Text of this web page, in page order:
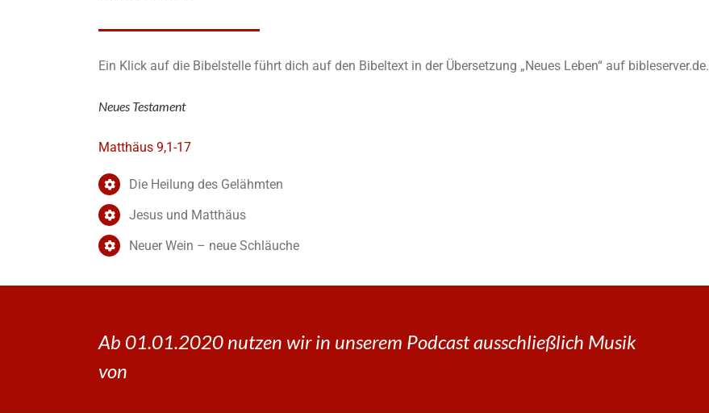
Ein Klick auf die Bibelstelle führt dich auf den Bibeltext in der Übersetzung „Neues Leben“ auf bibleserver.de.
Neues Testament
Matthäus 9,1-17
Die Heilung des Gelähmten
Jesus und Matthäus
Neuer Wein – neue Schläuche
Ab 01.01.2020 nutzen wir in unserem Podcast ausschließlich Musik
von